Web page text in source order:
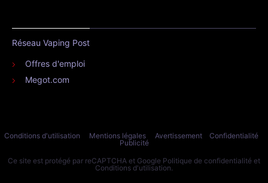
Réseau Vaping Post
Offres d'emploi
Megot.com
Conditions d'utilisation Mentions légales Avertissement
Confidentialité
Publicité
Ce site est protégé par reCAPTCHA et Google Politique de confidentialité et
Conditions d'utilisation.